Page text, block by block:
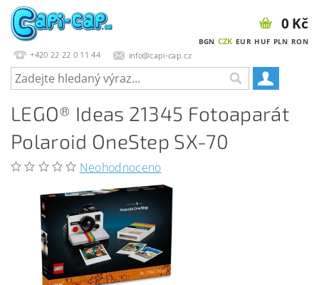
+420 22 22 0 11 44 info@capi-cap.cz
BGN CZK EUR HUF PLN RON
0 Kč
LEGO® Ideas 21345 Fotoaparát
Polaroid OneStep SX-70
Neohodnoceno